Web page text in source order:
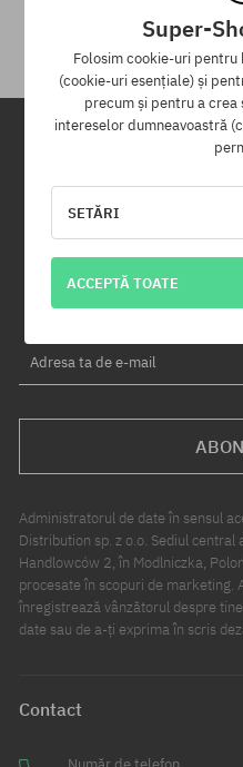
În plus, vei primi un cod de
Adresa ta de e-mail
Administratorul de date în sensul
Distribution sp. z o.o. Sediul central
Handlowców 2, în Modlniczka,
procesate în scopuri de marketing.
înregistrează vânzătorul despre
date sau de a-ți exprima în scris
Contact
Super-
Folosim cookie-uri
(cookie-uri esențiale) și
precum și pentru a
intereselor dumneavoastră
SETĂRI
ACCEPTĂ TOATE